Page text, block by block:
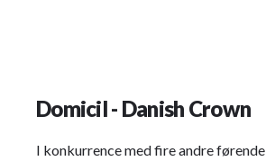
Domicil - Danish Crown
I konkurrence med fire andre førende